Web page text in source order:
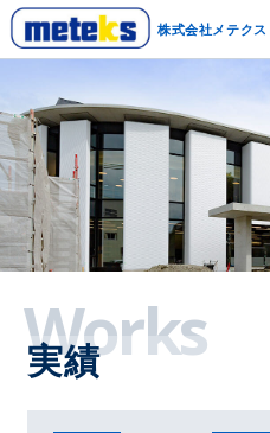
株式会社メテクス
Works
実績